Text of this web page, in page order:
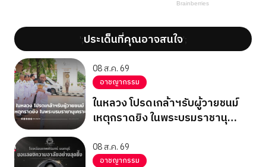
';ประเด็นที่คุณอาจสนใจ';
08 ส.ค. 69
อาชญากรรม
ในหลวง โปรดเกล้าฯรับผู้วายชนม์
เหตุกราดยิง ในพระบรมราชานุ
08 ส.ค. 69
อาชญากรรม